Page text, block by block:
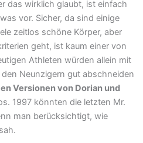
das wirklich glaubt, ist einfach
vor. Sicher, da sind einige
zeitlos schöne Körper, aber
geht, ist kaum einer von
Athleten würden allein mit
Neunzigern gut abschneiden
Versionen von Dorian und
1997 könnten die letzten Mr.
man berücksichtigt, wie